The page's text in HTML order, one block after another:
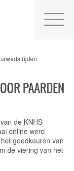
PAARDEN
de KNHS
online werd
goedkeuren van
de viering van het